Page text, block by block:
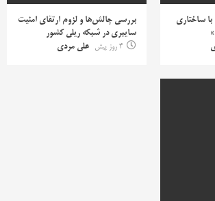
ساختاری
بررسی چالش‌ها و لزوم ارتقای امنیت
سایبری در شبکه ریلی کشور
4 روز پیش
علی مردی